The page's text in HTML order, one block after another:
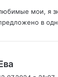
мои, я
в